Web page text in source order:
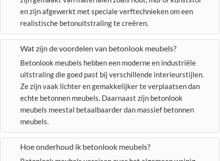
en zijn afgewerkt met speciale verftechnieken om een
realistische betonuitstraling te creëren.
Wat zijn de voordelen van betonlook meubels?
Betonlook meubels hebben een moderne en industriële
uitstraling die goed past bij verschillende interieurstijlen.
Ze zijn vaak lichter en gemakkelijker te verplaatsen dan
echte betonnen meubels. Daarnaast zijn betonlook
meubels meestal betaalbaarder dan massief betonnen
meubels.
Hoe onderhoud ik betonlook meubels?